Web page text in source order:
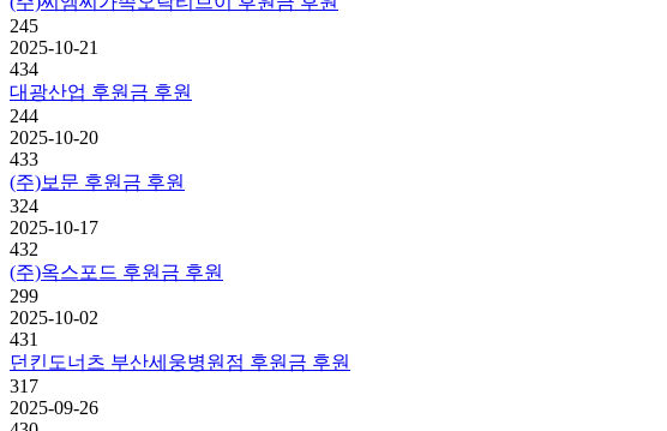
245
2025-10-21
434
대광산업 후원금 후원
244
2025-10-20
433
(주)보문 후원금 후원
324
2025-10-17
432
(주)옥스포드 후원금 후원
299
2025-10-02
431
던킨도너츠 부산세웅병원점 후원금 후원
317
2025-09-26